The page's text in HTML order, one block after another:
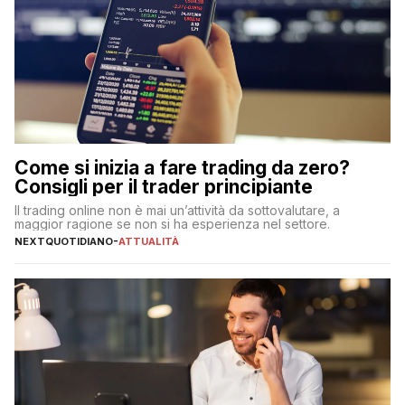
Come si inizia a fare trading da zero?
Consigli per il trader principiante
Il trading online non è mai un’attività da sottovalutare, a
maggior ragione se non si ha esperienza nel settore.
NEXTQUOTIDIANO-ATTUALITÀ